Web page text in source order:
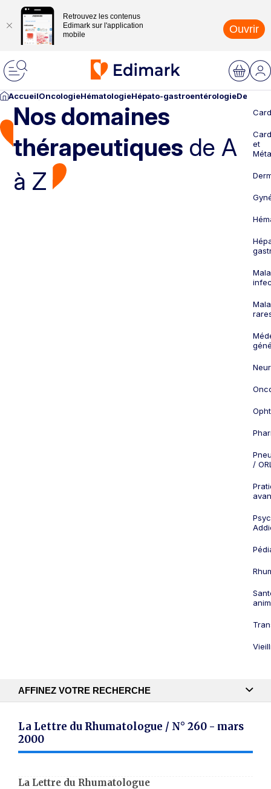
Retrouvez les contenus
Edimark sur l'application
mobile
Ouvrir
AccueilOncologieHématologieHépato-gastroentérologie
Nos domaines
thérapeutiques de A
à Z
et
/
AFFINEZ VOTRE RECHERCHE
La Lettre du Rhumatologue / N° 260 - mars
2000
La Lettre du Rhumatologue